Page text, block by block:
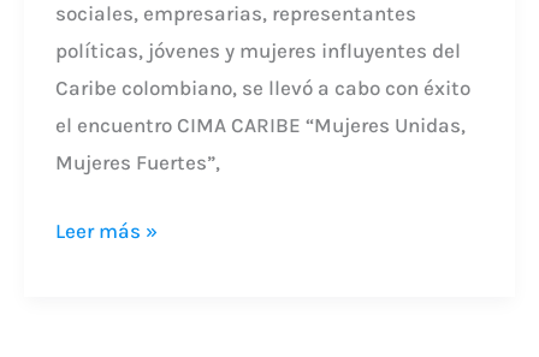
sociales, empresarias, representantes
políticas, jóvenes y mujeres influyentes del
Caribe colombiano, se llevó a cabo con éxito
el encuentro CIMA CARIBE “Mujeres Unidas,
Mujeres Fuertes”,
Leer más »